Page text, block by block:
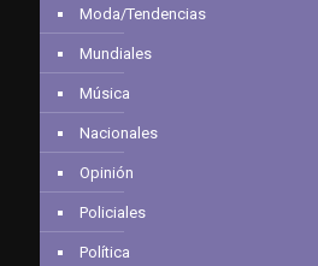
Moda/Tendencias
Mundiales
Música
Nacionales
Opinión
Policiales
Política